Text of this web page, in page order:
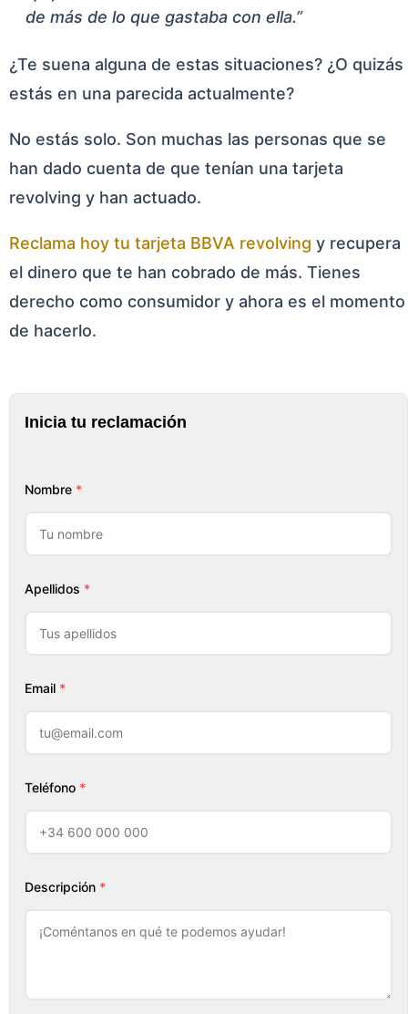
de más de lo que gastaba con ella.”
¿Te suena alguna de estas situaciones? ¿O quizás
estás en una parecida actualmente?
No estás solo. Son muchas las personas que se
han dado cuenta de que tenían una tarjeta
revolving y han actuado.
Reclama hoy tu tarjeta BBVA revolving y recupera
el dinero que te han cobrado de más. Tienes
derecho como consumidor y ahora es el momento
de hacerlo.
Inicia tu reclamación
Nombre *
Apellidos *
Email *
Teléfono *
Descripción *